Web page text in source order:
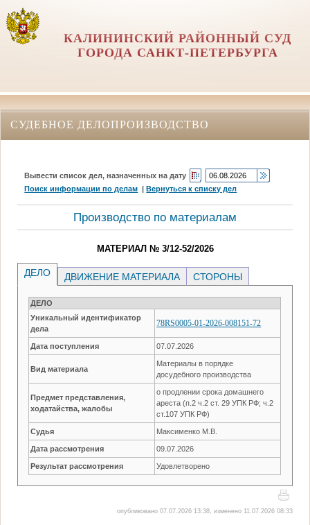
КАЛИНИНСКИЙ РАЙОННЫЙ СУД
ГОРОДА САНКТ-ПЕТЕРБУРГА
СУДЕБНОЕ ДЕЛОПРОИЗВОДСТВО
Вывести список дел, назначенных на дату
Поиск информации по делам |Вернуться к списку дел
Производство по материалам
МАТЕРИАЛ № 3/12-52/2026
ДЕЛО ДВИЖЕНИЕ МАТЕРИАЛА СТОРОНЫ
ДЕЛО
Уникальный идентификатор
дела
78RS0005-01-2026-008151-72
Дата поступления 07.07.2026
Вид материала
Материалы в порядке
досудебного производства
Предмет представления,
ходатайства, жалобы
о продлении срока домашнего
ареста (п.2 ч.2 ст. 29 УПК РФ; ч.2
ст.107 УПК РФ)
Судья Максименко М.В.
Дата рассмотрения 09.07.2026
Результат рассмотрения Удовлетворено
опубликовано 07.07.2026 13:38, изменено 11.07.2026 08:33